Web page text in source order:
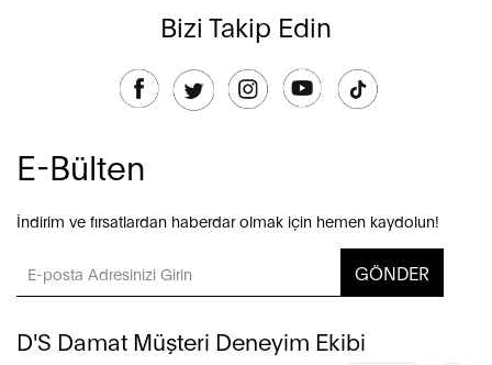
Bizi Takip Edin
E-Bülten
İndirim ve fırsatlardan haberdar olmak için hemen kaydolun!
GÖNDER
D'S Damat Müşteri Deneyim Ekibi